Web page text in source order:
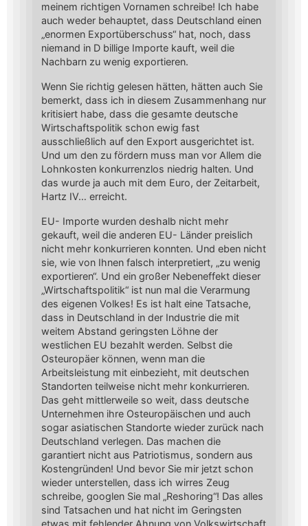
meinem richtigen Vornamen schreibe! Ich habe
auch weder behauptet, dass Deutschland einen
„enormen Exportüberschuss“ hat, noch, dass
niemand in D billige Importe kauft, weil die
Nachbarn zu wenig exportieren.
Wenn Sie richtig gelesen hätten, hätten auch Sie
bemerkt, dass ich in diesem Zusammenhang nur
kritisiert habe, dass die gesamte deutsche
Wirtschaftspolitik schon ewig fast
ausschließlich auf den Export ausgerichtet ist.
Und um den zu fördern muss man vor Allem die
Lohnkosten konkurrenzlos niedrig halten. Und
das wurde ja auch mit dem Euro, der Zeitarbeit,
Hartz IV… erreicht.
EU- Importe wurden deshalb nicht mehr
gekauft, weil die anderen EU- Länder preislich
nicht mehr konkurrieren konnten. Und eben nicht
sie, wie von Ihnen falsch interpretiert, „zu wenig
exportieren“. Und ein großer Nebeneffekt dieser
„Wirtschaftspolitik“ ist nun mal die Verarmung
des eigenen Volkes! Es ist halt eine Tatsache,
dass in Deutschland in der Industrie die mit
weitem Abstand geringsten Löhne der
westlichen EU bezahlt werden. Selbst die
Osteuropäer können, wenn man die
Arbeitsleistung mit einbezieht, mit deutschen
Standorten teilweise nicht mehr konkurrieren.
Das geht mittlerweile so weit, dass deutsche
Unternehmen ihre Osteuropäischen und auch
sogar asiatischen Standorte wieder zurück nach
Deutschland verlegen. Das machen die
garantiert nicht aus Patriotismus, sondern aus
Kostengründen! Und bevor Sie mir jetzt schon
wieder unterstellen, dass ich wirres Zeug
schreibe, googlen Sie mal „Reshoring“! Das alles
sind Tatsachen und hat nicht im Geringsten